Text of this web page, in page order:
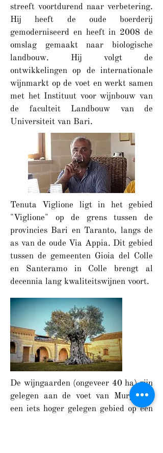
streeft voortdurend naar verbetering.
Hij heeft de oude boerderij
gemoderniseerd en heeft in 2008 de
omslag gemaakt naar biologische
landbouw. Hij volgt de
ontwikkelingen op de internationale
wijnmarkt op de voet en werkt samen
met het Instituut voor wijnbouw van
de faculteit Landbouw van de
Universiteit van Bari.
Tenuta Viglione ligt in het gebied
"Viglione" op de grens tussen de
provincies Bari en Taranto, langs de
as van de oude Via Appia. Dit gebied
tussen de gemeenten Gioia del Colle
en Santeramo in Colle brengt al
decennia lang kwaliteitswijnen voort.
De wijngaarden (ongeveer 40 ha) zijn
gelegen aan de voet van Murgia in
een iets hoger gelegen gebied op een